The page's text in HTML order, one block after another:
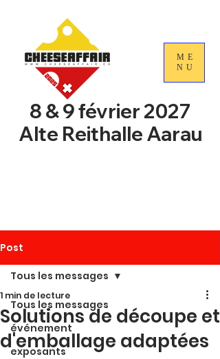
ME
NU
8 & 9 février 2027
Alte Reithalle Aarau
Post
Tous les messages
événement
exposants
Tous les messages
Solutions de découpe et
d'emballage adaptées
1 min de lecture